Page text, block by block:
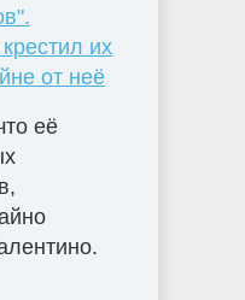
их
от неё
её